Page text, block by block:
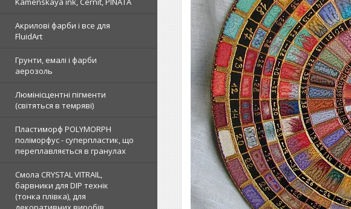
Акрилові фарби і все для
FluidArt
Грунти, емалі і фарби
аерозоль
Люмінісцентні пігменти
(світяться в темряві)
Пластиморф POLYMORPH
поліморфус - суперпластик, що
переплавляється в гранулах
Смола CRYSTAL VITRAIL,
барвники для DIP технік
(тонка плівка), для